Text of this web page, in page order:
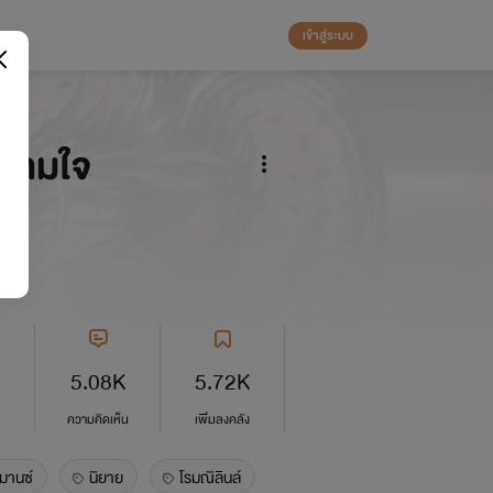
เข้าสู่ระบบ
มใจ
5.08K
ความคิดเห็น
5.72K
เพิ่มลงคลัง
านซ์ นิยาย
โรมณิลินล์